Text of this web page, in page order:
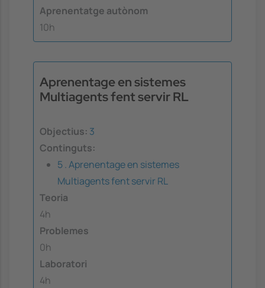
Aprenentatge autònom
10h
Aprenentage en sistemes
Multiagents fent servir RL
Objectius: 3
Continguts:
5 . Aprenentage en sistemes
Multiagents fent servir RL
Teoria
4h
Problemes
0h
Laboratori
4h